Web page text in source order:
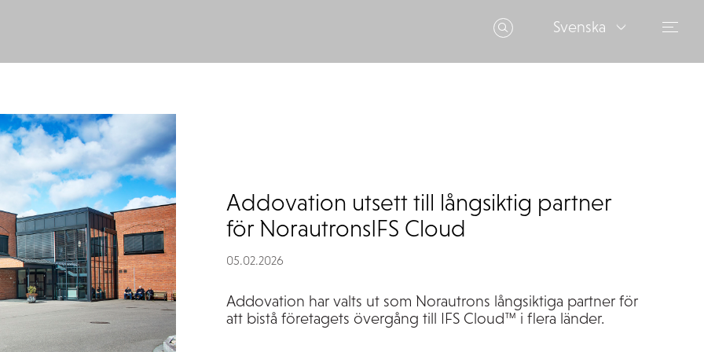
Svenska
Addovation utsett till långsiktig partner
för NorautronsIFS Cloud
05.02.2026
Addovation har valts ut som Norautrons långsiktiga partner för
att bistå företagets övergång till IFS Cloud™ i flera länder.